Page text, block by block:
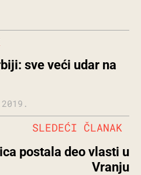
sve veći udar na
postala deo vlasti u
Vranju
SLEDEĆI ČLANAK